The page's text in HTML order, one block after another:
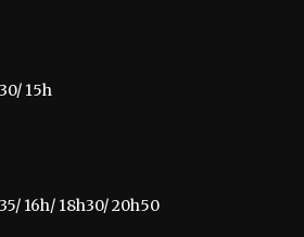
15h
16h/ 18h30/ 20h50